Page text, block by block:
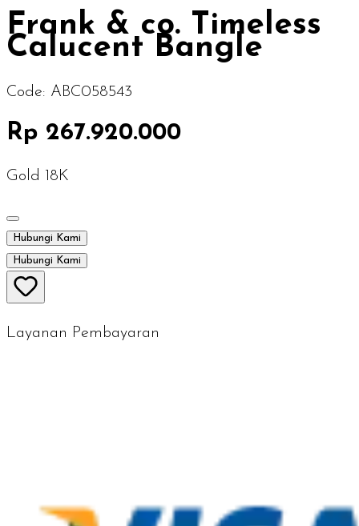
Frank & co. Timeless
Calucent Bangle
Code: ABC058543
Rp 267.920.000
Gold 18K
Hubungi Kami
Hubungi Kami
Layanan Pembayaran